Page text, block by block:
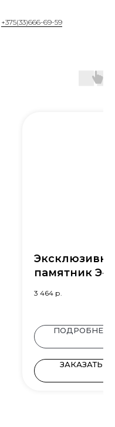
+375(33)666-69-59
памятник Э-
3 464 р.
ПОДРОБНЕЕ
ЗАКАЗАТЬ